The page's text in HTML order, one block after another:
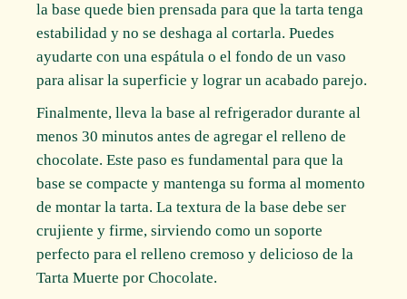
la base quede bien prensada para que la tarta tenga
estabilidad y no se deshaga al cortarla. Puedes
ayudarte con una espátula o el fondo de un vaso
para alisar la superficie y lograr un acabado parejo.
Finalmente, lleva la base al refrigerador durante al
menos 30 minutos antes de agregar el relleno de
chocolate. Este paso es fundamental para que la
base se compacte y mantenga su forma al momento
de montar la tarta. La textura de la base debe ser
crujiente y firme, sirviendo como un soporte
perfecto para el relleno cremoso y delicioso de la
Tarta Muerte por Chocolate.